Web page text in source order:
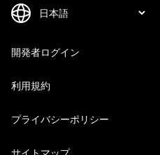
開発者ログイン
利用規約
プライバシーポリシー